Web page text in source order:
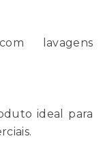
lavagens
ideal para